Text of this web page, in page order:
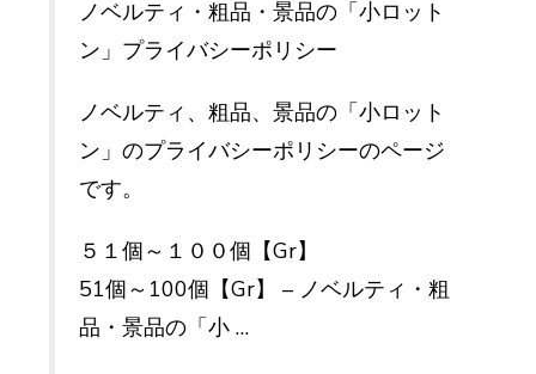
ノベルティ・粗品・景品の「小ロット
ン」プライバシーポリシー
ノベルティ、粗品、景品の「小ロット
ン」のプライバシーポリシーのページ
です。
５１個～１００個【Gr】
51個～100個【Gr】 – ノベルティ・粗
品・景品の「小 …